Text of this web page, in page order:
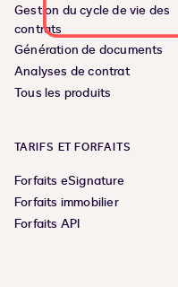
Gestion du cycle de vie des
contrats
Génération de documents
Analyses de contrat
Tous les produits
TARIFS ET FORFAITS
Forfaits eSignature
Forfaits immobilier
Forfaits API